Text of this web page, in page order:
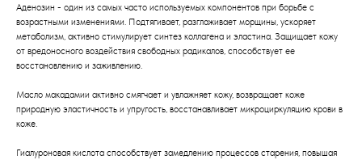
Аденозин - один из самых часто используемых компонентов при борьбе с
возрастными изменениями. Подтягивает, разглаживает морщины, ускоряет
метаболизм, активно стимулирует синтез коллагена и эластина. Защищает кожу
от вредоносного воздействия свободных радикалов, способствует ее
восстановлению и заживлению.
Масло макадамии активно смягчает и увлажняет кожу, возвращает коже
природную эластичность и упругость, восстанавливает микроциркуляцию крови в
коже.
Гиалуроновая кислота способствует замедлению процессов старения, повышая